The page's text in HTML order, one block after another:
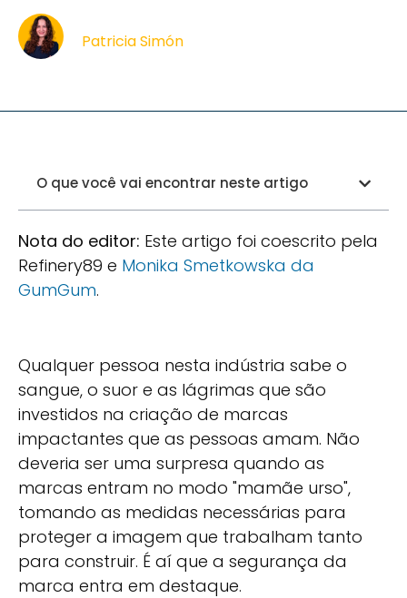
Patricia Simón
O que você vai encontrar neste artigo
Nota do editor: Este artigo foi coescrito pela
Refinery89 e Monika Smetkowska da
GumGum.
Qualquer pessoa nesta indústria sabe o
sangue, o suor e as lágrimas que são
investidos na criação de marcas
impactantes que as pessoas amam. Não
deveria ser uma surpresa quando as
marcas entram no modo "mamãe urso",
tomando as medidas necessárias para
proteger a imagem que trabalham tanto
para construir. É aí que a segurança da
marca entra em destaque.